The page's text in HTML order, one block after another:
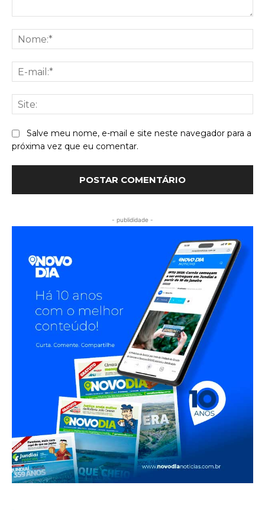
Salve meu nome, e-mail e site neste navegador para a
próxima vez que eu comentar.
- publididade -